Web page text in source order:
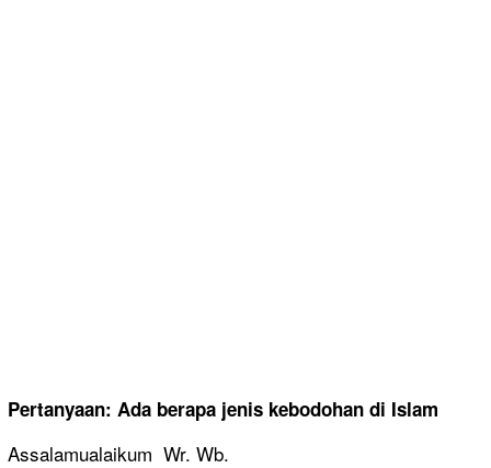
Pertanyaan: Ada berapa jenis kebodohan di Islam
Assalamualaikum Wr. Wb.